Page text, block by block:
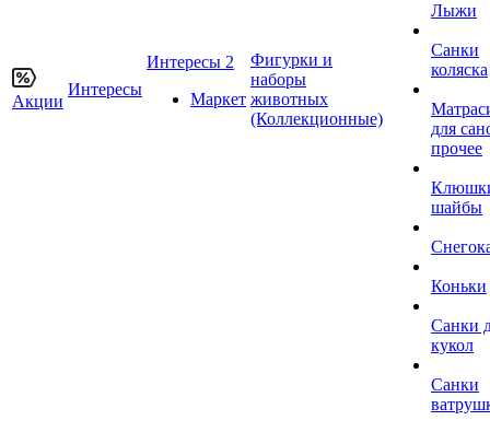
Акции
Интересы
Интересы 2
Маркет
Фигурки и
наборы
животных
(Коллекционные)
Лыжи
Санки
коляска
для
прочее
шайбы
Коньки
Санки
кукол
Санки